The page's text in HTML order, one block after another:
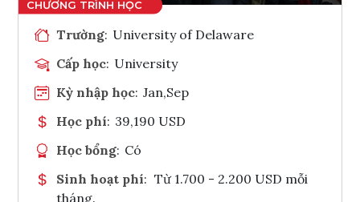
Trường: University of Delaware
Cấp học: University
Kỳ nhập học: Jan,Sep
Học phí: 39,190 USD
Học bổng: Có
Sinh hoạt phí: Từ 1.700 - 2.200 USD mỗi
tháng.